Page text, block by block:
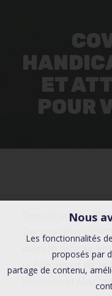
ET
POUR
Depuis janvier
Coronavirus
dans le monde
le Président de la
Emmanuel
Nous
Les fonctionnalités
proposés par
partage de contenu,